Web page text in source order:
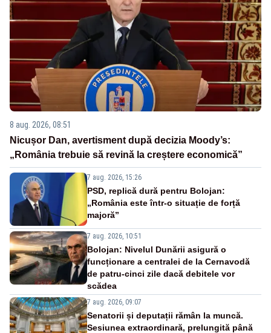
8 aug. 2026, 08:51
Nicușor Dan, avertisment după decizia Moody’s:
„România trebuie să revină la creștere economică”
7 aug. 2026, 15:26
PSD, replică dură pentru Bolojan:
„România este într-o situație de forță
majoră”
7 aug. 2026, 10:51
Bolojan: Nivelul Dunării asigură o
funcționare a centralei de la Cernavodă
de patru-cinci zile dacă debitele vor
scădea
7 aug. 2026, 09:07
Senatorii și deputații rămân la muncă.
Sesiunea extraordinară, prelungită până